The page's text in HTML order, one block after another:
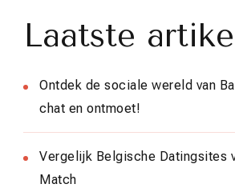
Laatste
Ontdek de sociale wereld van
chat en ontmoet!
Vergelijk Belgische Datingsites
Match